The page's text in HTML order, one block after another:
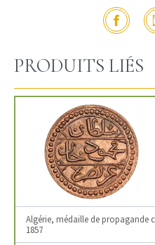
PRODUITS LIÉS
Algérie, médaille de propagande
1857